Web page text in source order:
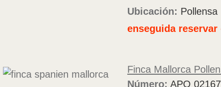
Ubicación: Pollensa
enseguida reservar
Finca Mallorca
Número: APO